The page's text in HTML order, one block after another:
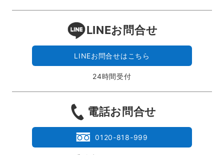
LINEお問合せ
LINEお問合せはこちら
24時間受付
電話お問合せ
0120-818-999